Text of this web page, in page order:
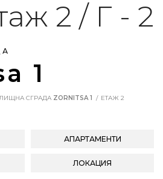
1
2 / Г - 2
СГРАДА ZORNITSA 1
ЕТАЖ 2
АПАРТАМЕНТИ
ЛОКАЦИЯ